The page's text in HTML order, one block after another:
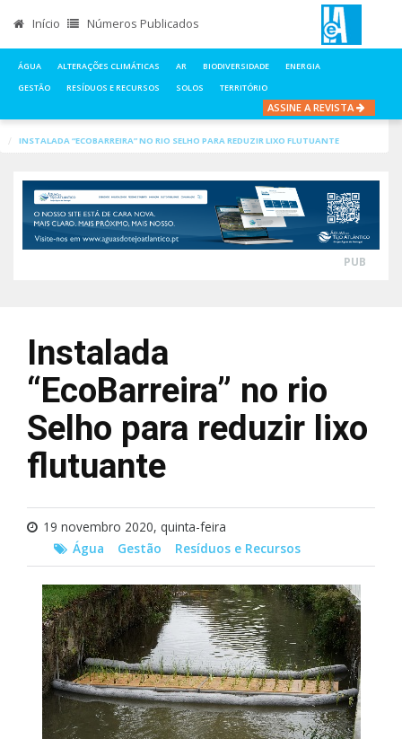
Início Números Publicados
ÁGUA ALTERAÇÕES CLIMÁTICAS AR BIODIVERSIDADE
ENERGIA
GESTÃO
RESÍDUOS E RECURSOS SOLOS TERRITÓRIO
ASSINE A REVISTA
INSTALADA “ECOBARREIRA” NO RIO SELHO PARA REDUZIR LIXO FLUTUANTE
PUB
Instalada
“EcoBarreira” no rio
Selho para reduzir lixo
flutuante
19 novembro 2020, quinta-feira
Água
Gestão Resíduos e Recursos